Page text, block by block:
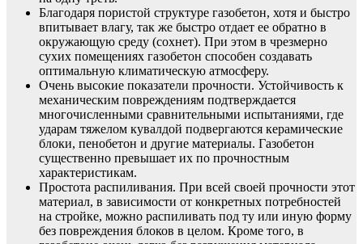
Благодаря пористой структуре газобетон, хотя и быстро
впитывает влагу, так же быстро отдает ее обратно в
окружающую среду (сохнет). При этом в чрезмерно
сухих помещениях газобетон способен создавать
оптимальную климатическую атмосферу.
Очень высокие показатели прочности. Устойчивость к
механическим повреждениям подтверждается
многочисленными сравнительными испытаниями, где
ударам тяжелом кувалдой подвергаются керамические
блоки, пенобетон и другие материалы. Газобетон
существенно превышает их по прочностным
характеристикам.
Простота распиливания. При всей своей прочности этот
материал, в зависимости от конкретных потребностей
на стройке, можно распиливать под ту или иную форму
без повреждения блоков в целом. Кроме того, в